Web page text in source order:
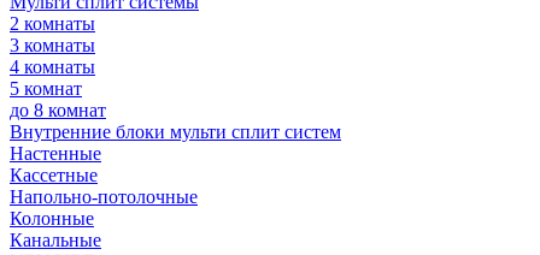
2 комнаты
3 комнаты
4 комнаты
5 комнат
до 8 комнат
Внутренние блоки мульти сплит систем
Настенные
Кассетные
Напольно-потолочные
Колонные
Канальные